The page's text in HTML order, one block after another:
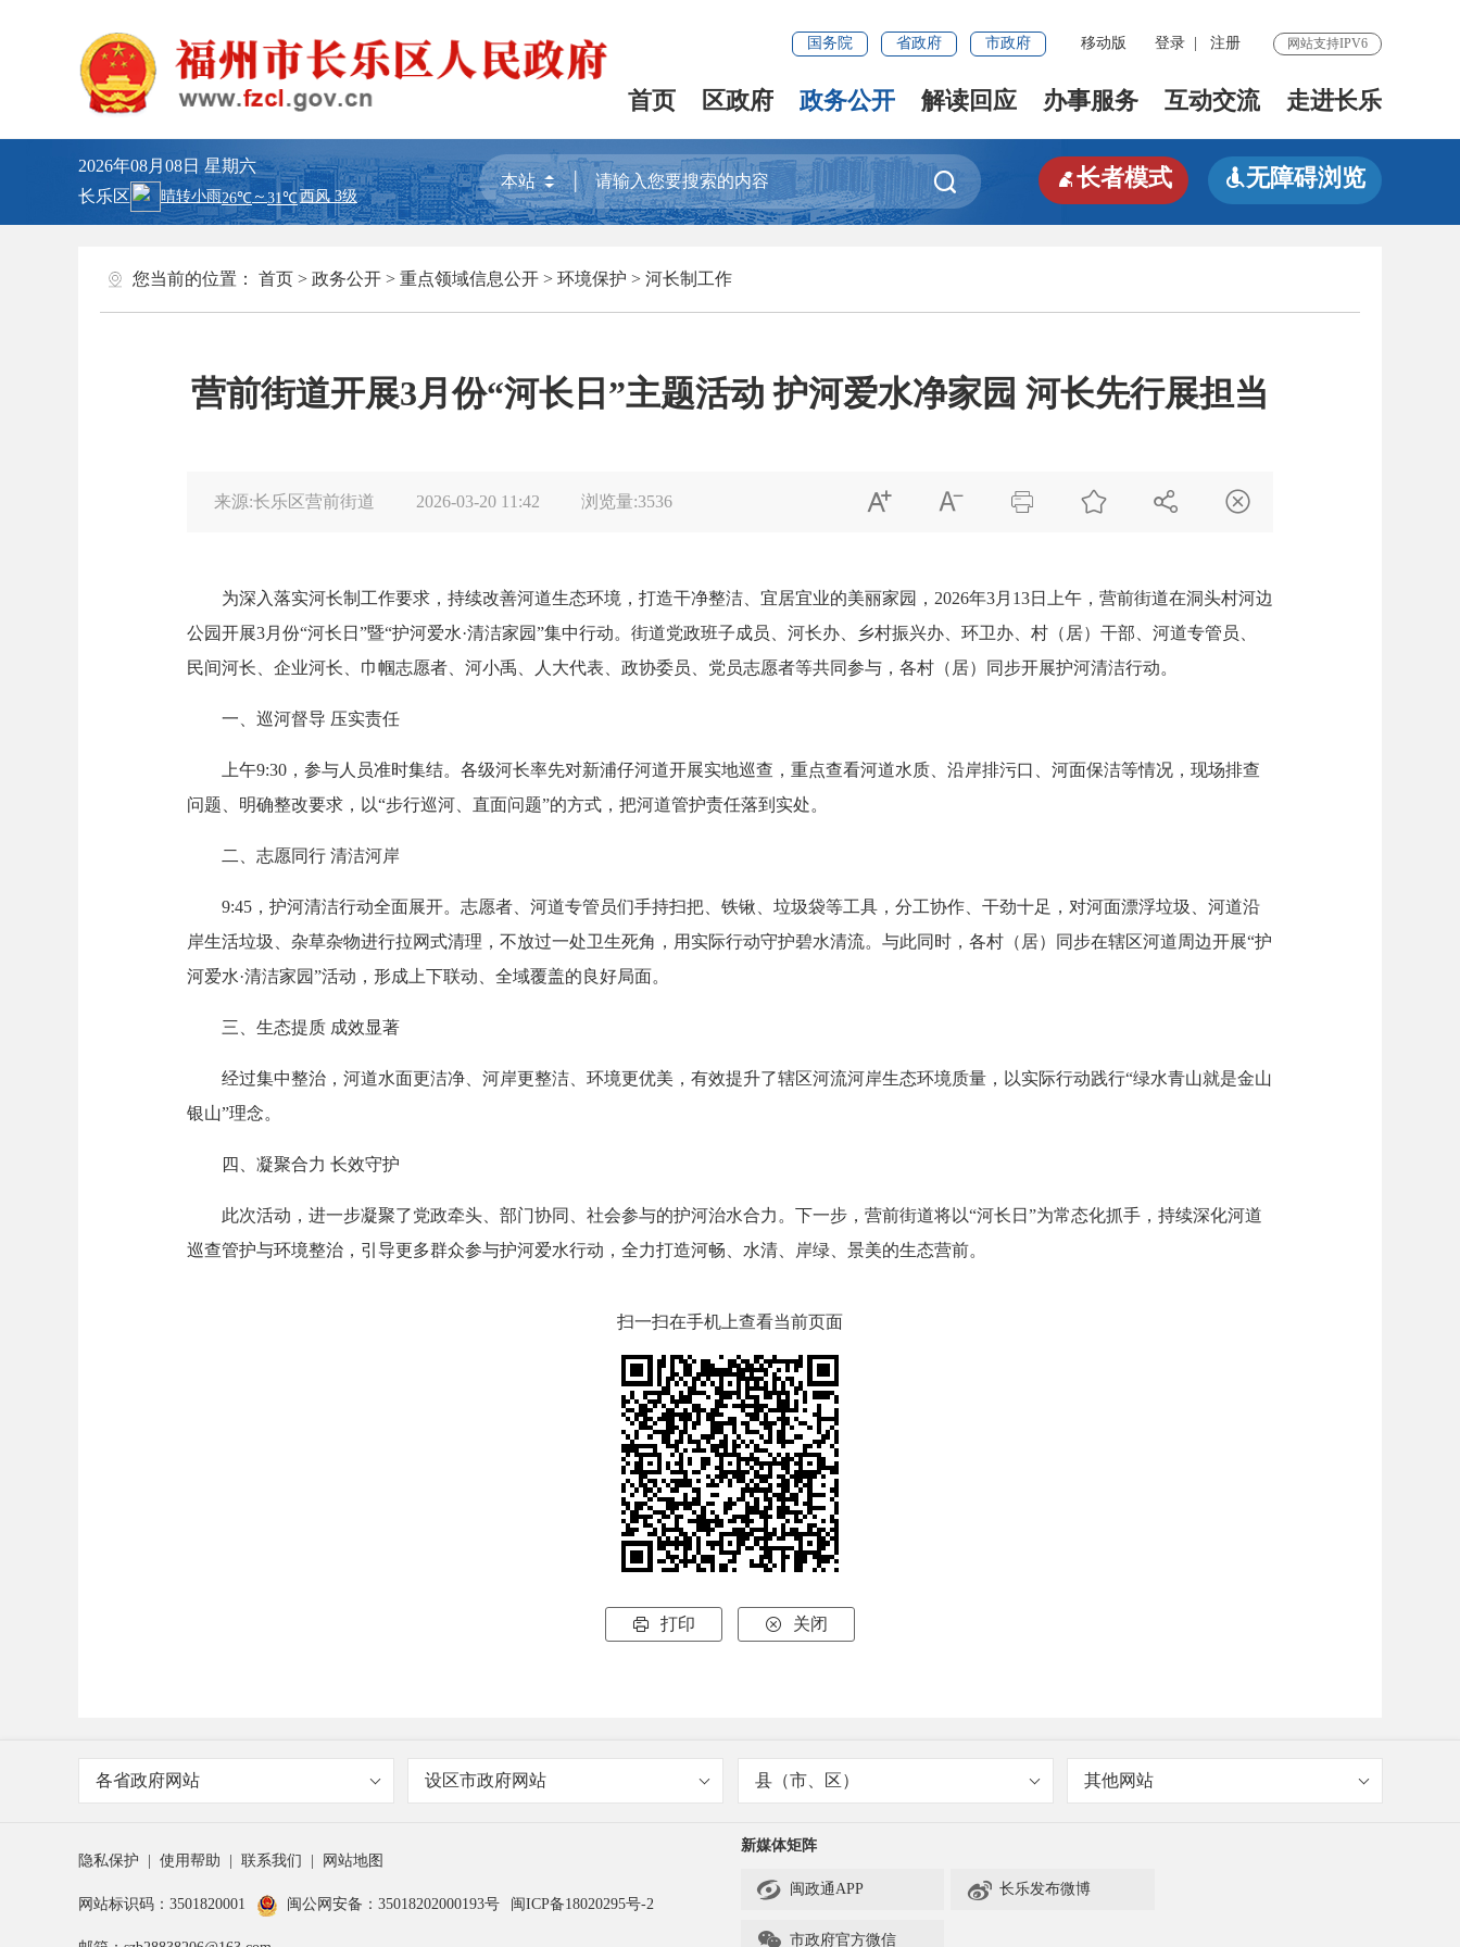
国务院 省政府 市政府 移动版 登录 注册 网站支持IPV6
首页 区政府 政务公开 解读回应 办事服务 互动交流 走进长乐
2026年08月08日 星期六
长乐区
 长者模式 无障碍浏览
您当前的位置： 首页 > 政务公开 > 重点领域信息公开 > 环境保护 > 河长制工作
营前街道开展3月份“河长日”主题活动 护河爱水净家园 河长先行展担当
来源:长乐区营前街道 2026-03-20 11:42 浏览量:3536      
为深入落实河长制工作要求，持续改善河道生态环境，打造干净整洁、宜居宜业的美丽家园，2026年3月13日上午，营前街道在洞头村河边
公园开展3月份“河长日”暨“护河爱水·清洁家园”集中行动。街道党政班子成员、河长办、乡村振兴办、环卫办、村（居）干部、河道专管员、
民间河长、企业河长、巾帼志愿者、河小禹、人大代表、政协委员、党员志愿者等共同参与，各村（居）同步开展护河清洁行动。
一、巡河督导 压实责任
上午9:30，参与人员准时集结。各级河长率先对新浦仔河道开展实地巡查，重点查看河道水质、沿岸排污口、河面保洁等情况，现场排查
问题、明确整改要求，以“步行巡河、直面问题”的方式，把河道管护责任落到实处。
二、志愿同行 清洁河岸
9:45，护河清洁行动全面展开。志愿者、河道专管员们手持扫把、铁锹、垃圾袋等工具，分工协作、干劲十足，对河面漂浮垃圾、河道沿
岸生活垃圾、杂草杂物进行拉网式清理，不放过一处卫生死角，用实际行动守护碧水清流。与此同时，各村（居）同步在辖区河道周边开展“护
河爱水·清洁家园”活动，形成上下联动、全域覆盖的良好局面。
三、生态提质 成效显著
经过集中整治，河道水面更洁净、河岸更整洁、环境更优美，有效提升了辖区河流河岸生态环境质量，以实际行动践行“绿水青山就是金山
银山”理念。
四、凝聚合力 长效守护
此次活动，进一步凝聚了党政牵头、部门协同、社会参与的护河治水合力。下一步，营前街道将以“河长日”为常态化抓手，持续深化河道
巡查管护与环境整治，引导更多群众参与护河爱水行动，全力打造河畅、水清、岸绿、景美的生态营前。
扫一扫在手机上查看当前页面
 打印  关闭
各省政府网站 设区市政府网站 县（市、区） 其他网站
隐私保护 使用帮助 联系我们 网站地图
网站标识码：3501820001 闽公网安备：35018202000193号 闽ICP备18020295号-2
新媒体矩阵
 闽政通APP  长乐发布微博
 市政府官方微信